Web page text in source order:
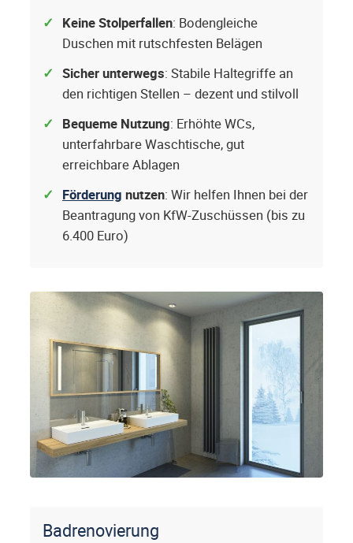
Keine Stolperfallen: Bodengleiche
Duschen mit rutschfesten Belägen
Sicher unterwegs: Stabile Haltegriffe an
den richtigen Stellen – dezent und stilvoll
Bequeme Nutzung: Erhöhte WCs,
unterfahrbare Waschtische, gut
erreichbare Ablagen
Förderung nutzen: Wir helfen Ihnen bei der
Beantragung von KfW-Zuschüssen (bis zu
6.400 Euro)
Badrenovierung